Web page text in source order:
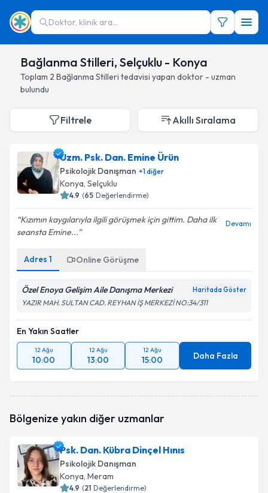
Doktor, klinik ara...
Bağlanma Stilleri, Selçuklu - Konya
Toplam 2 Bağlanma Stilleri tedavisi yapan doktor - uzman
bulundu
Filtrele Akıllı Sıralama
Uzm. Psk. Dan. Emine Ürün
Psikolojik Danışman +1diğer
Konya, Selçuklu
4.9 (65 Değerlendirme)
Kızımın kaygılarıyla ilgili görüşmek için gittim. Daha ilk
seansta Emine...
Devamı
Adres 1 Online Görüşme
Özel Enoya Gelişim Aile Danışma Merkezi Haritada Göster
YAZIR MAH. SULTAN CAD. REYHAN İŞ MERKEZİ NO:34/311
En Yakın Saatler
12 Ağu
10:00
12 Ağu
13:00
12 Ağu
15:00 Daha Fazla
Bölgenize yakın diğer uzmanlar
Psk. Dan. Kübra Dinçel Hınıs
Psikolojik Danışman
Konya, Meram
4.9 (21 Değerlendirme)